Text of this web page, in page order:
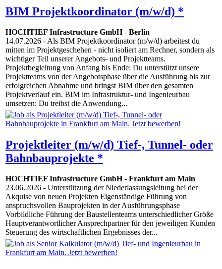
BIM Projektkoordinator (m/w/d) *
HOCHTIEF Infrastructure GmbH- Berlin
14.07.2026 - Als BIM Projektkoordinator (m/w/d) arbeitest du
mitten im Projektgeschehen - nicht isoliert am Rechner, sondern als
wichtiger Teil unserer Angebots- und Projektteams.
Projektbegleitung von Anfang bis Ende: Du unterstützt unsere
Projektteams von der Angebotsphase über die Ausführung bis zur
erfolgreichen Abnahme und bringst BIM über den gesamten
Projektverlauf ein. BIM im Infrastruktur- und Ingenieurbau
umsetzen: Du treibst die Anwendung...
Projektleiter (m/w/d) Tief-, Tunnel- oder
Bahnbauprojekte *
HOCHTIEF Infrastructure GmbH- Frankfurt am Main
23.06.2026 - Unterstützung der Niederlassungsleitung bei der
Akquise von neuen Projekten Eigenständige Führung von
anspruchsvollen Bauprojekten in der Ausführungsphase
Vorbildliche Führung der Baustellenteams unterschiedlicher Größe
Hauptverantwortlicher Ansprechpartner für den jeweiligen Kunden
Steuerung des wirtschaftlichen Ergebnisses der...